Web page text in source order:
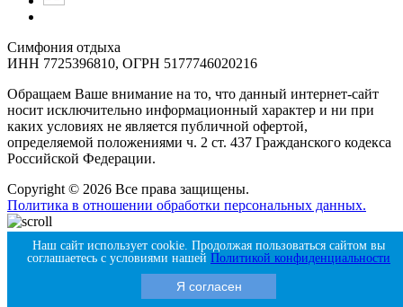
Симфония отдыха
ИНН 7725396810, ОГРН 5177746020216
Обращаем Ваше внимание на то, что данный интернет-сайт
носит исключительно информационный характер и ни при
каких условиях не является публичной офертой,
определяемой положениями ч. 2 ст. 437 Гражданского кодекса
Российской Федерации.
Copyright © 2026 Все права защищены.
Политика в отношении обработки персональных данных.
Наш сайт использует cookie. Продолжая пользоваться сайтом вы
соглашаетесь с условиями нашей Политикой конфиденциальности
Я согласен